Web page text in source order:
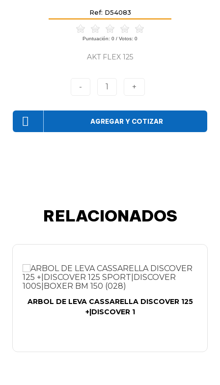
Ref: D54083
Puntuación: 0 / Votos: 0
AKT FLEX 125
- 1 +
AGREGAR Y COTIZAR
RELACIONADOS
ARBOL DE LEVA CASSARELLA DISCOVER 125
+|DISCOVER 1